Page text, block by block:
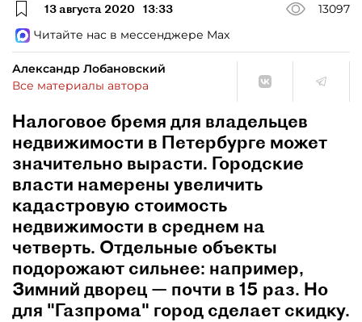
13 августа 2020 13:33
13097
Читайте нас в мессенджере Max
Александр Лобановский
Все материалы автора
Налоговое бремя для владельцев
недвижимости в Петербурге может
значительно вырасти. Городские
власти намерены увеличить
кадастровую стоимость
недвижимости в среднем на
четверть. Отдельные объекты
подорожают сильнее: например,
Зимний дворец — почти в 15 раз. Но
для "Газпрома" город сделает скидку.